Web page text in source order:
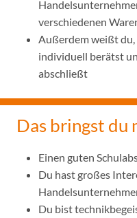
verschiedenen
Außerdem weißt
individuell berätst
abschließt
Das bringst du
Einen guten
Du hast großes
Du bist